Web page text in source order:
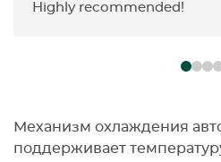
Highly recommended!
Механизм охлаждения
поддерживает